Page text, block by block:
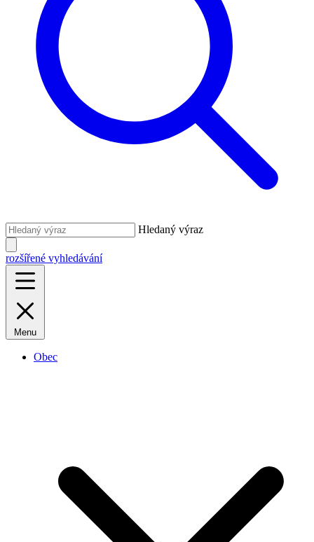
Hledaný výraz
rozšířené vyhledávání
Menu
Obec